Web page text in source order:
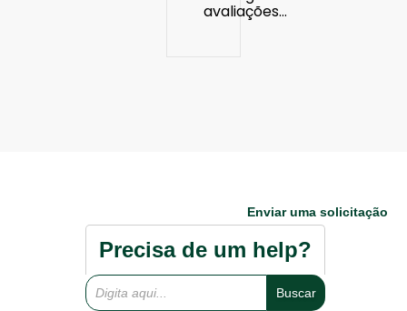
avaliações…